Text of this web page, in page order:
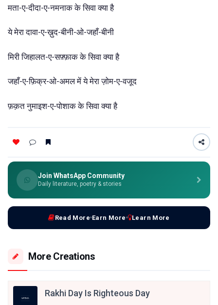
मता-ए-दीदा-ए-नमनाककेसिवाक्याहै
येमेरादावा-ए-ख़ुद-बीनी-ओ-जहाँ-बीनी
मिरीजिहालत-ए-सफ़्फ़ाककेसिवाक्याहै
जहाँ-ए-फ़िक्र-ओ-अमलमेंयेमेराज़ोम-ए-वजूद
फ़क़तनुमाइश-ए-पोशाककेसिवाक्याहै
Join WhatsApp Community
Daily literature, poetry & stories
Read More Earn More Learn More
More Creations
Rakhi Day Is Righteous Day